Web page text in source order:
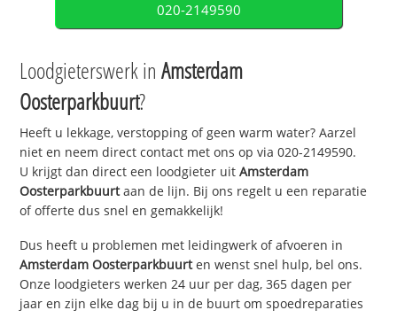
020-2149590
Loodgieterswerk inAmsterdam
Oosterparkbuurt?
Heeft u lekkage, verstopping of geen warm water? Aarzel
niet en neem direct contact met ons op via 020-2149590.
U krijgt dan direct een loodgieter uitAmsterdam
Oosterparkbuurtaan de lijn. Bij ons regelt u een reparatie
of offerte dus snel en gemakkelijk!
Dus heeft u problemen met leidingwerk of afvoeren in
Amsterdam Oosterparkbuurten wenst snel hulp, bel ons.
Onze loodgieters werken 24 uur per dag, 365 dagen per
jaar en zijn elke dag bij u in de buurt om spoedreparaties